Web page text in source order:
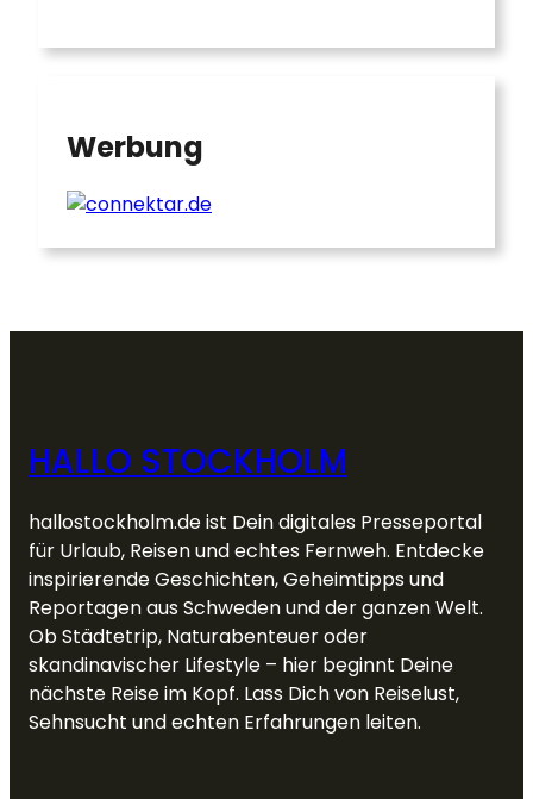
Werbung
HALLO STOCKHOLM
hallostockholm.de ist Dein digitales Presseportal
für Urlaub, Reisen und echtes Fernweh. Entdecke
inspirierende Geschichten, Geheimtipps und
Reportagen aus Schweden und der ganzen Welt.
Ob Städtetrip, Naturabenteuer oder
skandinavischer Lifestyle – hier beginnt Deine
nächste Reise im Kopf. Lass Dich von Reiselust,
Sehnsucht und echten Erfahrungen leiten.